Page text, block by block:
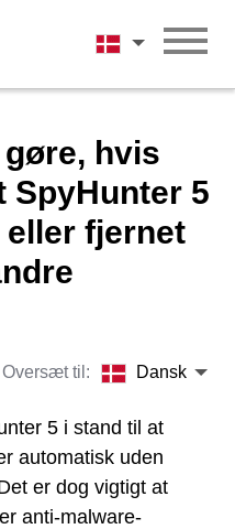
Dansk
hvis
SpyHunter 5
fjernet
Oversæt til: Dansk
5 i stand til at
automatisk uden
er dog vigtigt at
anti-malware-